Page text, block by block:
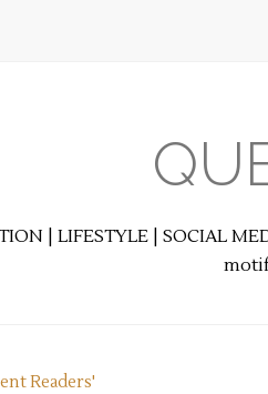
| LIFESTYLE | SOCIAL
Readers'